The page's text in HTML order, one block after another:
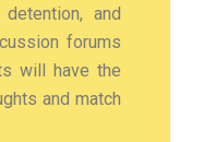
and
forums
will have the
and match